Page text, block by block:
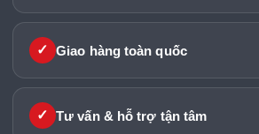
✓ Giao hàng toàn quốc
✓ Tư vấn & hỗ trợ tận tâm